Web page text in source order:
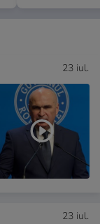
23 iul.
23 iul.